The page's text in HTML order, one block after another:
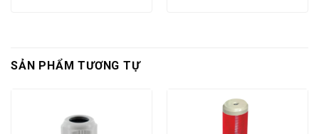
SẢN PHẨM TƯƠNG TỰ